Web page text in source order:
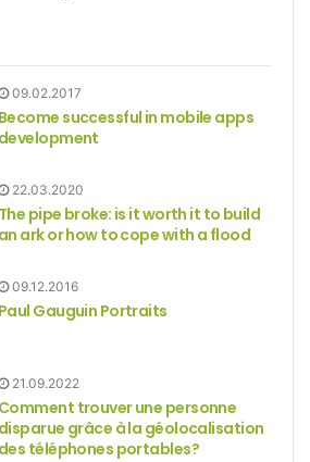
09.02.2017
Become successful in mobile apps
development
22.03.2020
The pipe broke: is it worth it to build
an ark or how to cope with a flood
09.12.2016
Paul Gauguin Portraits
21.09.2022
Comment trouver une personne
disparue grâce à la géolocalisation
des téléphones portables?